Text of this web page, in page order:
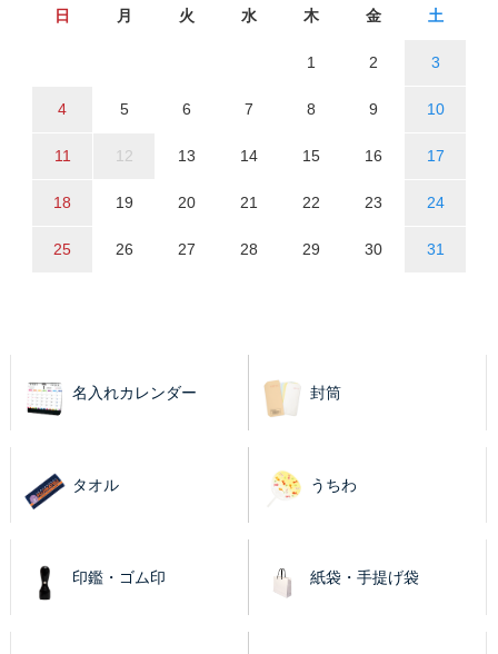
日 月 火 水 木 金 土
1 2 3
4 5 6 7 8 9 10
11 12 13 14 15 16 17
18 19 20 21 22 23 24
25 26 27 28 29 30 31
名入れカレンダー 封筒
タオル うちわ
印鑑・ゴム印 紙袋・手提げ袋